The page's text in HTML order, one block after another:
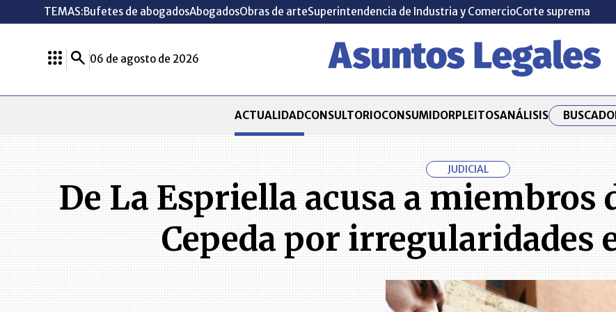
TEMAS:Bufetes de abogadosAbogadosObras de arteSuperintendencia de Industria y ComercioCorte suprema
06 de agosto de 2026
ACTUALIDADCONSULTORIOCONSUMIDORPLEITOSANÁLISIS
JUDICIAL
De La Espriella acusa a miembros
Cepeda por irregularidades